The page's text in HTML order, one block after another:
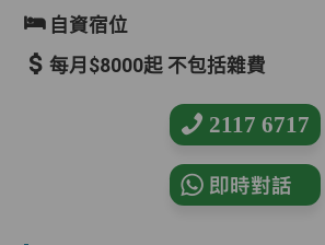
自資宿位
每月$8000起 不包括雜費
2117 6717
即時對話